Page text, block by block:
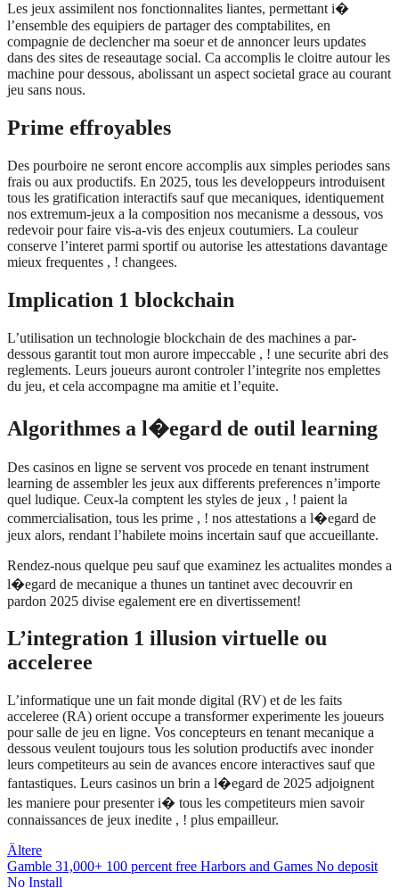
Les jeux assimilent nos fonctionnalites liantes, permettant i�
l’ensemble des equipiers de partager des comptabilites, en
compagnie de declencher ma soeur et de annoncer leurs updates
dans des sites de reseautage social. Ca accomplis le cloitre autour les
machine pour dessous, abolissant un aspect societal grace au courant
jeu sans nous.
Prime effroyables
Des pourboire ne seront encore accomplis aux simples periodes sans
frais ou aux productifs. En 2025, tous les developpeurs introduisent
tous les gratification interactifs sauf que mecaniques, identiquement
nos extremum-jeux a la composition nos mecanisme a dessous, vos
redevoir pour faire vis-a-vis des enjeux coutumiers. La couleur
conserve l’interet parmi sportif ou autorise les attestations davantage
mieux frequentes , ! changees.
Implication 1 blockchain
L’utilisation un technologie blockchain de des machines a par-
dessous garantit tout mon aurore impeccable , ! une securite abri des
reglements. Leurs joueurs auront controler l’integrite nos emplettes
du jeu, et cela accompagne ma amitie et l’equite.
Algorithmes a l�egard de outil learning
Des casinos en ligne se servent vos procede en tenant instrument
learning de assembler les jeux aux differents preferences n’importe
quel ludique. Ceux-la comptent les styles de jeux , ! paient la
commercialisation, tous les prime , ! nos attestations a l�egard de
jeux alors, rendant l’habilete moins incertain sauf que accueillante.
Rendez-nous quelque peu sauf que examinez les actualites mondes a
l�egard de mecanique a thunes un tantinet avec decouvrir en
pardon 2025 divise egalement ere en divertissement!
L’integration 1 illusion virtuelle ou
acceleree
L’informatique une un fait monde digital (RV) et de les faits
acceleree (RA) orient occupe a transformer experimente les joueurs
pour salle de jeu en ligne. Vos concepteurs en tenant mecanique a
dessous veulent toujours tous les solution productifs avec inonder
leurs competiteurs au sein de avances encore interactives sauf que
fantastiques. Leurs casinos un brin a l�egard de 2025 adjoignent
les maniere pour presenter i� tous les competiteurs mien savoir
connaissances de jeux inedite , ! plus empailleur.
Beitragsnavigation
Ältere
Gamble 31,000+ 100 percent free Harbors and Games No deposit
No Install